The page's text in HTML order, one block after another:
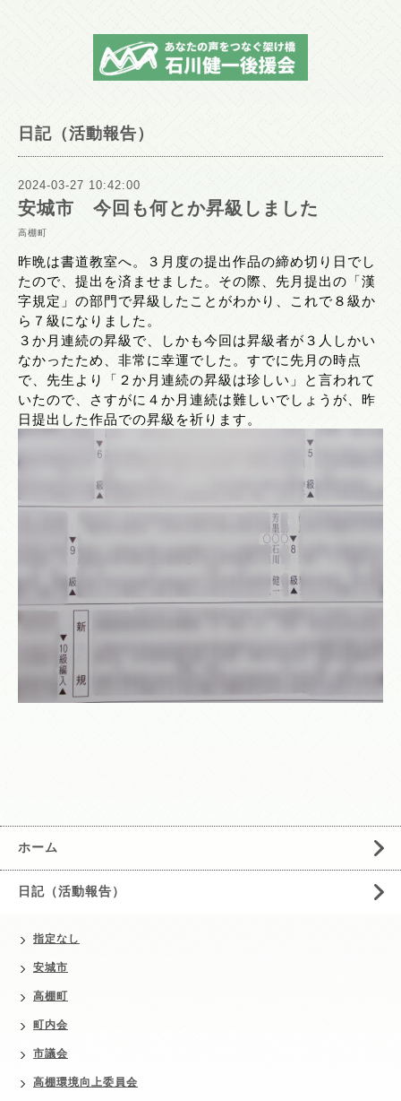
日記（活動報告）
2024-03-27 10:42:00
安城市 今回も何とか昇級しました
高棚町
昨晩は書道教室へ。３月度の提出作品の締め切り日でし
たので、提出を済ませました。その際、先月提出の「漢
字規定」の部門で昇級したことがわかり、これで８級か
ら７級になりました。
３か月連続の昇級で、しかも今回は昇級者が３人しかい
なかったため、非常に幸運でした。すでに先月の時点
で、先生より「２か月連続の昇級は珍しい」と言われて
いたので、さすがに４か月連続は難しいでしょうが、昨
日提出した作品での昇級を祈ります。
ホーム
日記（活動報告）
指定なし
安城市
高棚町
町内会
市議会
高棚環境向上委員会